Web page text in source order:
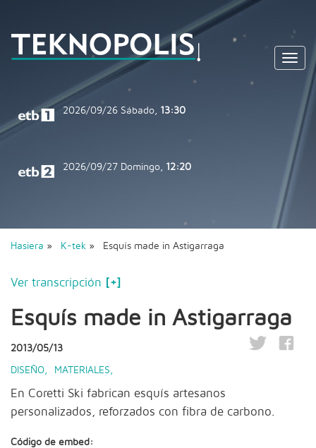
2026/09/26 Sábado, 13:30
2026/09/27 Domingo, 12:20
Hasiera » K-tek » Esquís made in Astigarraga
Ver transcripción [+]
Esquís made in Astigarraga
2013/05/13
DISEÑO MATERIALES
En Coretti Ski fabrican esquís artesanos
personalizados, reforzados con fibra de carbono.
Código de embed: